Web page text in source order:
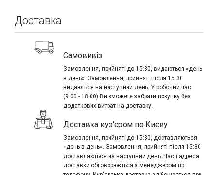
Доставка
Самовивіз
Замовлення, прийняті до 15:30, видаються «день
в день». Замовлення, прийняті після 15:30
видаються на наступний день. У робочий час
(9:00 - 18:00) Ви зможете забрати покупку без
додаткових витрат на доставку.
Доставка кур'єром по Києву
Замовлення, прийняті до 15:30, доставляються
«день в день». Замовлення, прийняті після 15:30
доставляються на наступний день. Час і адреса
доставки обговорюється з менеджером по